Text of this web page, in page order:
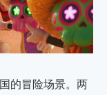
的冒险场景。两